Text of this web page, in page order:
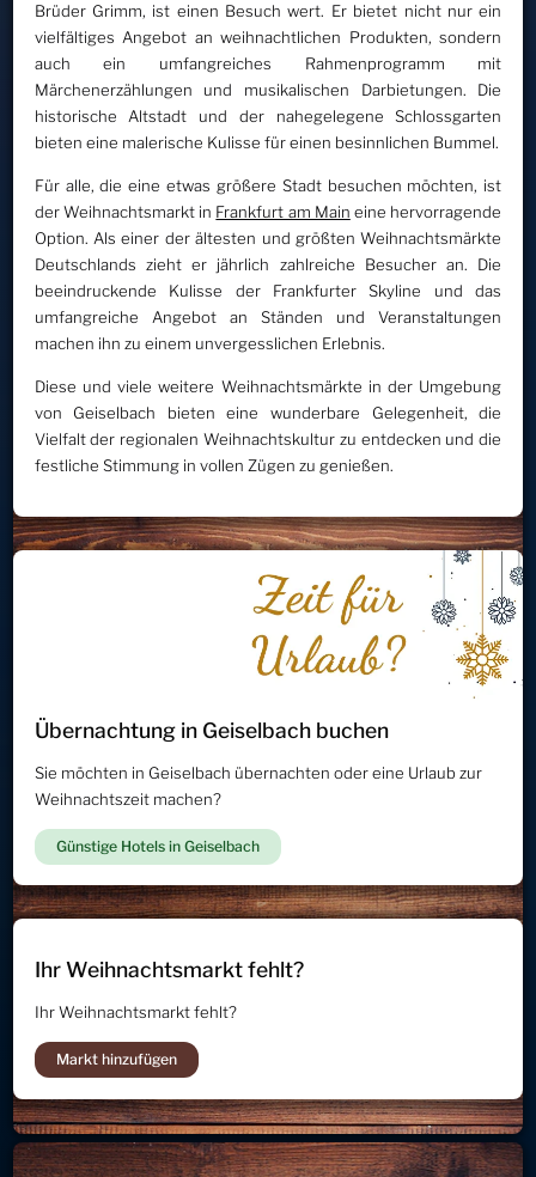
Brüder Grimm, ist einen Besuch wert. Er bietet nicht nur ein
vielfältiges Angebot an weihnachtlichen Produkten, sondern
auch ein umfangreiches Rahmenprogramm mit
Märchenerzählungen und musikalischen Darbietungen. Die
historische Altstadt und der nahegelegene Schlossgarten
bieten eine malerische Kulisse für einen besinnlichen Bummel.
Für alle, die eine etwas größere Stadt besuchen möchten, ist
der Weihnachtsmarkt in Frankfurt am Main eine hervorragende
Option. Als einer der ältesten und größten Weihnachtsmärkte
Deutschlands zieht er jährlich zahlreiche Besucher an. Die
beeindruckende Kulisse der Frankfurter Skyline und das
umfangreiche Angebot an Ständen und Veranstaltungen
machen ihn zu einem unvergesslichen Erlebnis.
Diese und viele weitere Weihnachtsmärkte in der Umgebung
von Geiselbach bieten eine wunderbare Gelegenheit, die
Vielfalt der regionalen Weihnachtskultur zu entdecken und die
festliche Stimmung in vollen Zügen zu genießen.
Übernachtung in Geiselbach buchen
Sie möchten in Geiselbach übernachten oder eine Urlaub zur
Weihnachtszeit machen?
Günstige Hotels in Geiselbach
Ihr Weihnachtsmarkt fehlt?
Ihr Weihnachtsmarkt fehlt?
Markt hinzufügen